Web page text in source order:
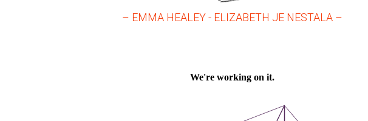
– EMMA HEALEY - ELIZABETH JE NESTALA –